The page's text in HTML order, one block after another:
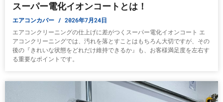
スーパー電化イオンコートとは！
エアコンカバー 2026年7月24日
エアコンクリーニングの仕上げに差がつくスーパー電化イオンコート エ
アコンクリーニングでは、汚れを落とすことはもちろん大切ですが、その
後の『きれいな状態をどれだけ維持できるか』も、お客様満足度を左右す
る重要なポイントです。